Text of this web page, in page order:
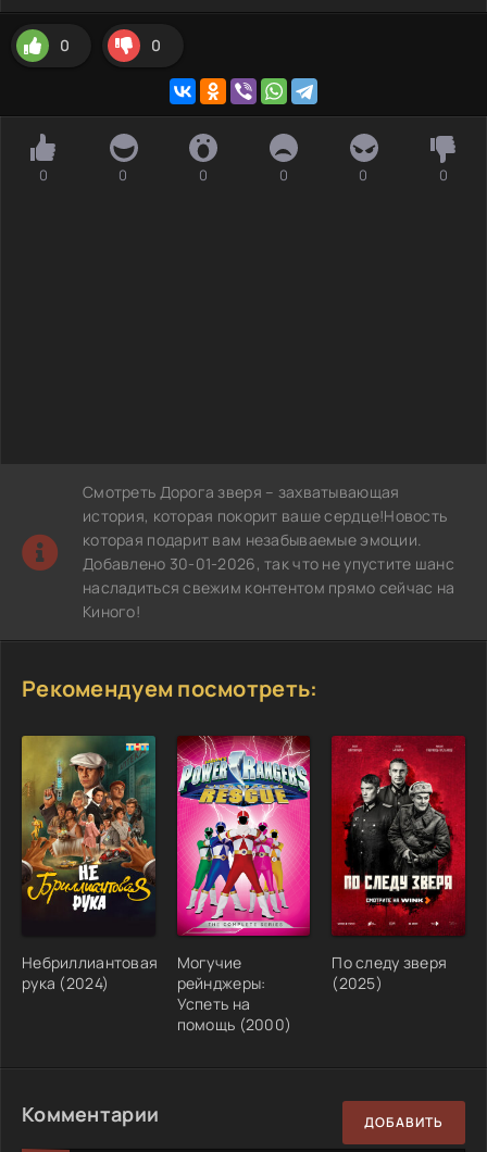
0 0
0 0 0 0 0 0
Смотреть Дорога зверя – захватывающая
история, которая покорит ваше сердце!Новость
которая подарит вам незабываемые эмоции.
Добавлено 30-01-2026, так что не упустите шанс
насладиться свежим контентом прямо сейчас на
Киного!
Рекомендуем посмотреть:
Небриллиантовая
рука (2024)
Могучие
рейнджеры:
Успеть на
помощь (2000)
По следу зверя
(2025)
Комментарии ДОБАВИТЬ